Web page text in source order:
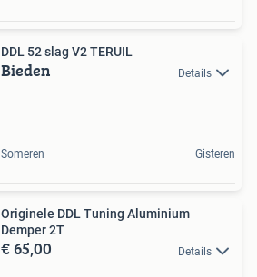
DDL 52 slag V2 TERUIL
Bieden Details
Someren Gisteren
Originele DDL Tuning Aluminium
Demper 2T
€ 65,00 Details